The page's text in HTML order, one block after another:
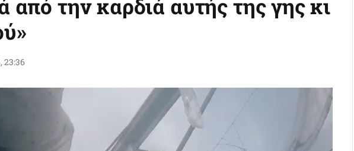
από την καρδιά αυτής της γης κι
23:36